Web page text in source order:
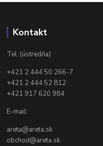
Kontakt
Tel. (ústredňa):
+421 2 444 50 266-7
+421 2 444 52 812
+421 917 620 984
E-mail:
areta@areta.sk
obchod@areta.sk